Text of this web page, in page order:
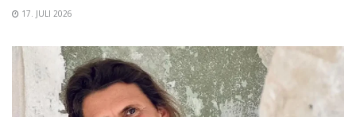
17. JULI 2026